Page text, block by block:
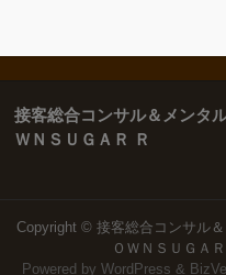
接客総合コンサル＆メンタ
ＷＮＳＵＧＡＲ Ｒ
Copyright ©接客総合コンサル
ＯＷＮＳＵＧＡ
Powered byWordPress &